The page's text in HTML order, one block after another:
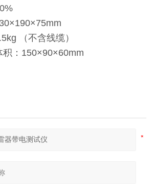
（不含线缆）
积：150×90×60mm